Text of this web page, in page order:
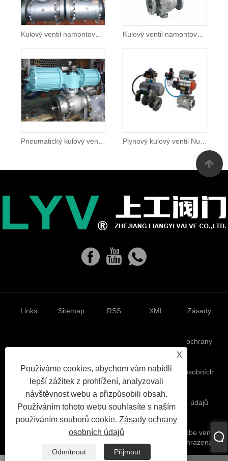
Kulový ventil namontovaný na čepu s plným otvorem
X
Používáme cookies, abychom vám nabídli
lepší zážitek z prohlížení, analyzovali
návštěvnost webu a přizpůsobili obsah.
Používáním tohoto webu souhlasíte s naším
používáním souborů cookie. Zásady ochrany
osobních údajů
Odmítnout Přijmout
Links Sitemap RSS XML Zásady
ochrany
osobních
údajů
Copyright © 2023 Zhejiang Liangyi Valve Co., Ltd. - Globe ventil,
kulový ventil, odlévací brána ventil - všechna práva vyhrazena.